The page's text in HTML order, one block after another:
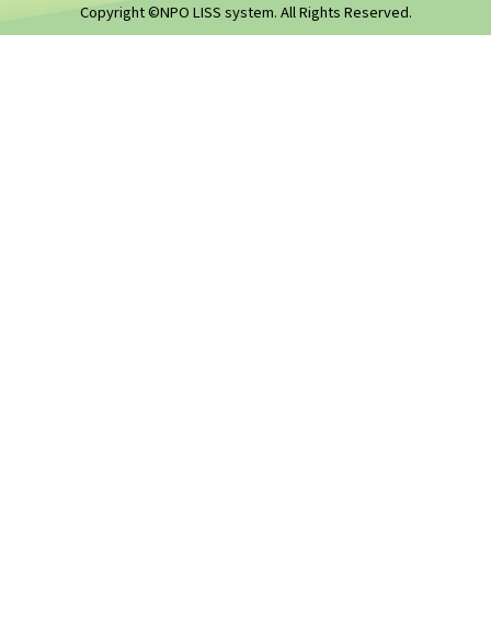
Copyright ©NPO LISS system. All Rights Reserved.